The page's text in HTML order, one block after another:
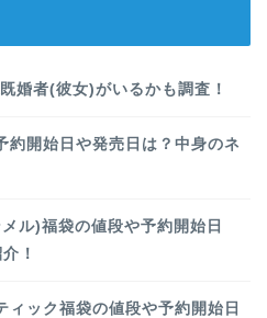
婚者(彼女)がいるかも調査！
約開始日や発売日は？中身のネ
ル)福袋の値段や予約開始日
！
ィック福袋の値段や予約開始日